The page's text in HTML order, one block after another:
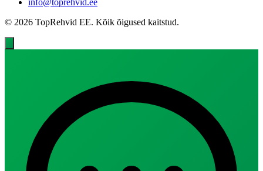
info@toprehvid.ee
© 2026 TopRehvid EE. Kõik õigused kaitstud.